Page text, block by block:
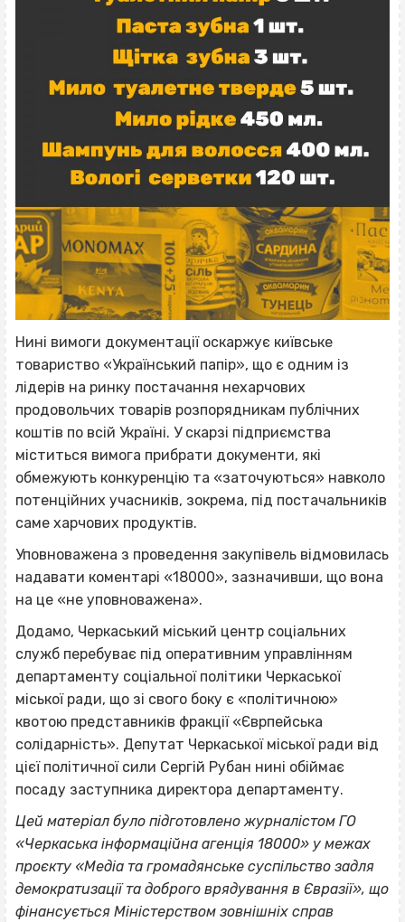
Нині вимоги документації оскаржує київське
товариство «Український папір», що є одним із
лідерів на ринку постачання нехарчових
продовольчих товарів розпорядникам публічних
коштів по всій Україні. У скарзі підприємства
міститься вимога прибрати документи, які
обмежують конкуренцію та «заточуються» навколо
потенційних учасників, зокрема, під постачальників
саме харчових продуктів.
Уповноважена з проведення закупівель відмовилась
надавати коментарі «18000», зазначивши, що вона
на це «не уповноважена».
Додамо, Черкаський міський центр соціальних
служб перебуває під оперативним управлінням
департаменту соціальної політики Черкаської
міської ради, що зі свого боку є «політичною»
квотою представників фракції «Єврпейська
солідарність». Депутат Черкаської міської ради від
цієї політичної сили Сергій Рубан нині обіймає
посаду заступника директора департаменту.
Цей матеріал було підготовлено журналістом ГО
«Черкаська інформаційна агенція 18000» у межах
проєкту «Медіа та громадянське суспільство задля
демократизації та доброго врядування в Євразії», що
фінансується Міністерством зовнішніх справ